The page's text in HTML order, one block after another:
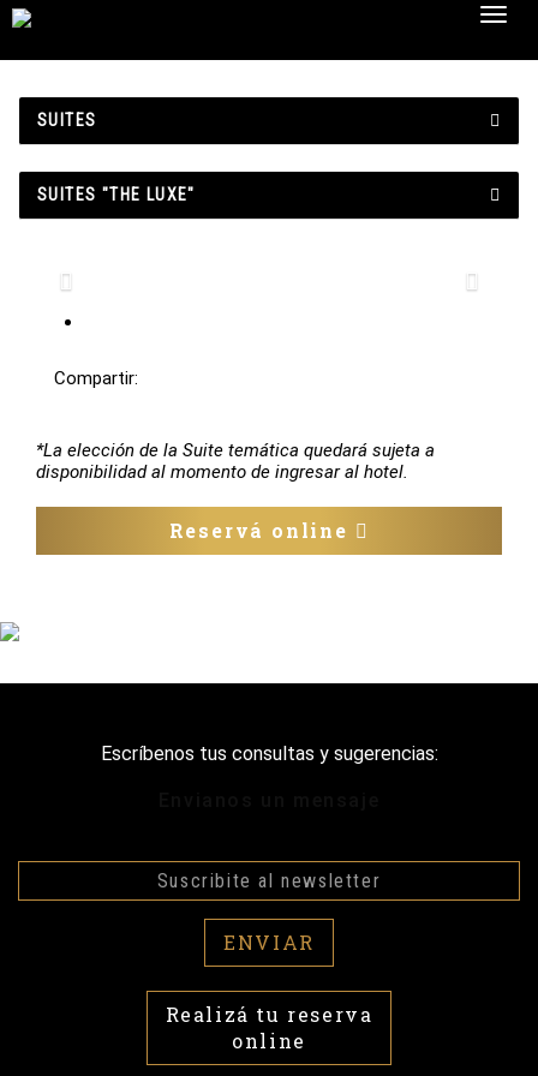
SUITES
SUITES "THE LUXE"
Compartir:
*La elección de la Suite temática quedará sujeta a
disponibilidad al momento de ingresar al hotel.
Reservá online
Escríbenos tus consultas y sugerencias:
ENVIAR
Realizá tu reserva
online